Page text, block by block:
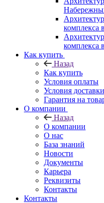
комплекса
комплекса
Как купить
Назад
Как купить
Условия оплаты
Условия доставки
Гарантия на
О компании
Назад
О компании
О нас
База знаний
Новости
Документы
Карьера
Реквизиты
Контакты
Контакты